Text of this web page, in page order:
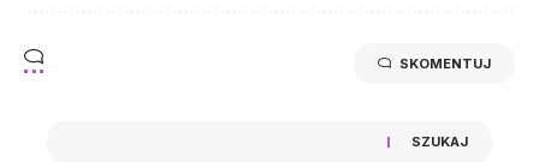
SKOMENTUJ
SZUKAJ